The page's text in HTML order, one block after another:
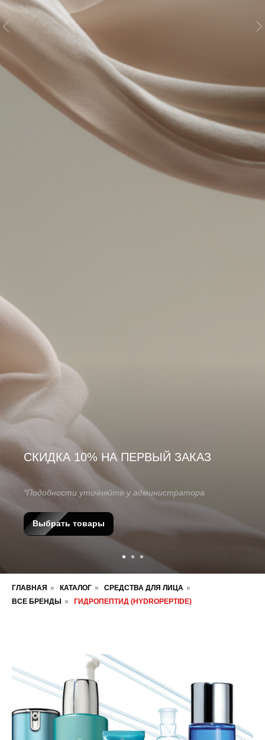
СКИДКА 10% НА ПЕРВЫЙ ЗАКАЗ
*Подобности уточняйте у администратора
Выбрать товары
ГЛАВНАЯ » КАТАЛОГ » СРЕДСТВА ДЛЯ ЛИЦА »
ВСЕ БРЕНДЫ » ГИДРОПЕПТИД (HYDROPEPTIDE)